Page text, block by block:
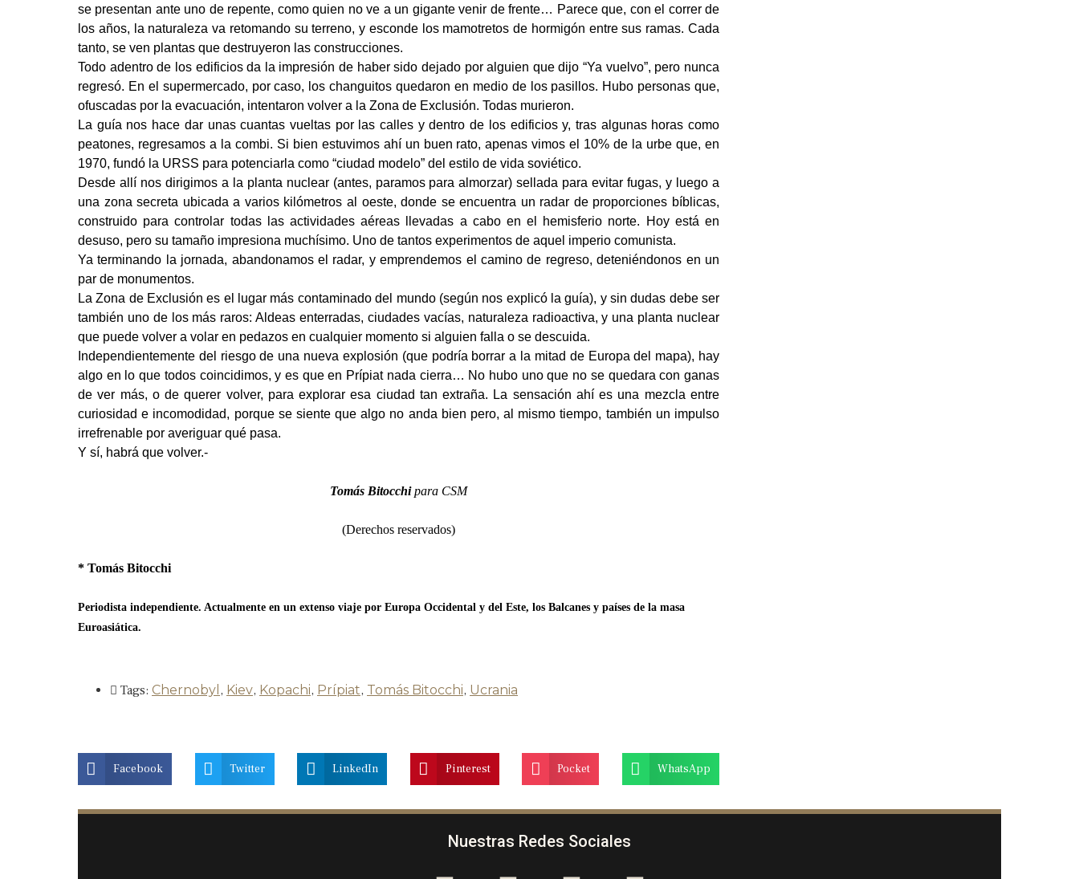
se presentan ante uno de repente, como quien no ve a un gigante venir de frente… Parece que, con el correr de
los años, la naturaleza va retomando su terreno, y esconde los mamotretos de hormigón entre sus ramas. Cada
tanto, se ven plantas que destruyeron las construcciones.
Todo adentro de los edificios da la impresión de haber sido dejado por alguien que dijo “Ya vuelvo”, pero nunca
regresó. En el supermercado, por caso, los changuitos quedaron en medio de los pasillos. Hubo personas que,
ofuscadas por la evacuación, intentaron volver a la Zona de Exclusión. Todas murieron.
La guía nos hace dar unas cuantas vueltas por las calles y dentro de los edificios y, tras algunas horas como
peatones, regresamos a la combi. Si bien estuvimos ahí un buen rato, apenas vimos el 10% de la urbe que, en
1970, fundó la URSS para potenciarla como “ciudad modelo” del estilo de vida soviético.
Desde allí nos dirigimos a la planta nuclear (antes, paramos para almorzar) sellada para evitar fugas, y luego a
una zona secreta ubicada a varios kilómetros al oeste, donde se encuentra un radar de proporciones bíblicas,
construido para controlar todas las actividades aéreas llevadas a cabo en el hemisferio norte. Hoy está en
desuso, pero su tamaño impresiona muchísimo. Uno de tantos experimentos de aquel imperio comunista.
Ya terminando la jornada, abandonamos el radar, y emprendemos el camino de regreso, deteniéndonos en un
par de monumentos.
La Zona de Exclusión es el lugar más contaminado del mundo (según nos explicó la guía), y sin dudas debe ser
también uno de los más raros: Aldeas enterradas, ciudades vacías, naturaleza radioactiva, y una planta nuclear
que puede volver a volar en pedazos en cualquier momento si alguien falla o se descuida.
Independientemente del riesgo de una nueva explosión (que podría borrar a la mitad de Europa del mapa), hay
algo en lo que todos coincidimos, y es que en Prípiat nada cierra… No hubo uno que no se quedara con ganas
de ver más, o de querer volver, para explorar esa ciudad tan extraña. La sensación ahí es una mezcla entre
curiosidad e incomodidad, porque se siente que algo no anda bien pero, al mismo tiempo, también un impulso
irrefrenable por averiguar qué pasa.
Y sí, habrá que volver.-
Tomás Bitocchipara CSM
(Derechos reservados)
* Tomás Bitocchi
Periodista independiente. Actualmente en un extenso viaje por Europa Occidental y del Este, los Balcanes y países de la masa
Euroasiática.
Tags: Chernobyl , Kiev, Kopachi, Prípiat, Tomás Bitocchi, Ucrania
Facebook Twitter LinkedIn Pinterest Pocket WhatsApp
Nuestras Redes Sociales